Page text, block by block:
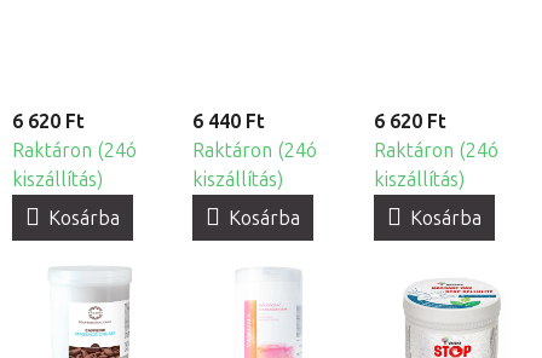
6 620 Ft
Raktáron (24ó
kiszállítás)
Kosárba
6 440 Ft
Raktáron (24ó
kiszállítás)
Kosárba
6 620 Ft
Raktáron (24ó
kiszállítás)
Kosárba